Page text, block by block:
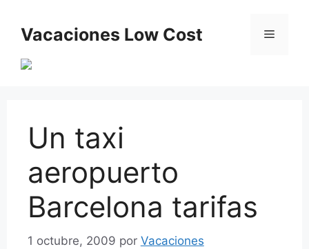
contenido
Vacaciones Low Cost Menú
Un taxi
aeropuerto
Barcelona tarifas
1 octubre, 2009 por Vacaciones